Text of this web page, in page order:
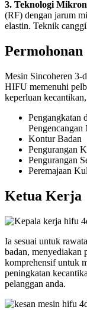
3. Teknologi
(RF) dengan jarum
elastin. Teknik
Permohonan
Mesin Sincoheren 3-
HIFU memenuhi
keperluan
Pengangkatan
Pengencangan
Kontur Badan
Pengurangan
Pengurangan
Peremajaan
Ketua Kerja
Ia sesuai untuk
badan, menyediakan
komprehensif untuk
peningkatan
pelanggan anda.